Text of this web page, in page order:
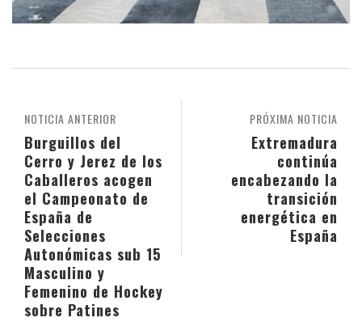
PRÓXIMA NOTICIA
Extremadura
continúa
encabezando la
transición
energética en
España
NOTICIA ANTERIOR
Burguillos del
Cerro y Jerez de los
Caballeros acogen
el Campeonato de
España de
Selecciones
Autonómicas sub 15
Masculino y
Femenino de Hockey
sobre Patines